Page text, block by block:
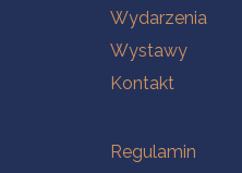
Wydarzenia
Wystawy
Kontakt
Na skróty
Regulamin